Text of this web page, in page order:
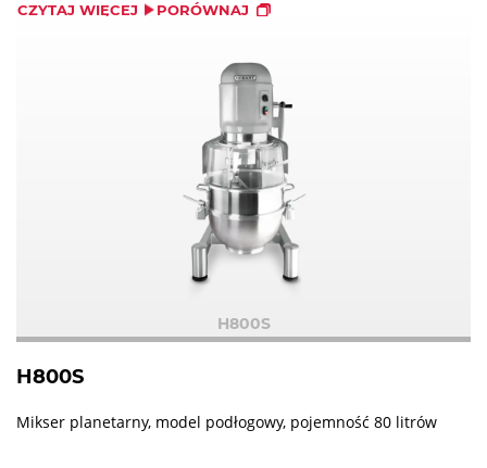
CZYTAJ WIĘCEJ PORÓWNAJ
H800S
H800S
Mikser planetarny, model podłogowy, pojemność 80 litrów